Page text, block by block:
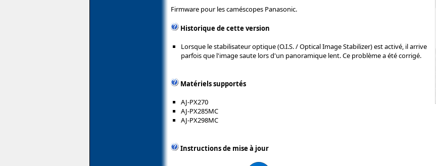
Firmware pour les caméscopes Panasonic.
Historique de cette version
Lorsque le stabilisateur optique (O.I.S. / Optical Image Stabilizer) est activé, il arrive
parfois que l'image saute lors d'un panoramique lent. Ce problème a été corrigé.
Matériels supportés
AJ-PX270
AJ-PX285MC
AJ-PX298MC
Instructions de mise à jour